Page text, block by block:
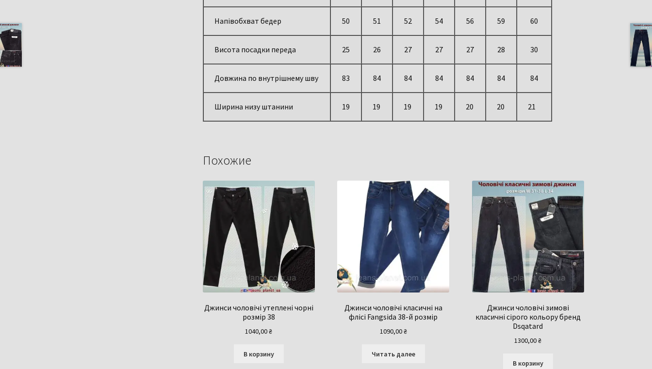
Напівобхват бедер 50 51 52 54 56 59 60
Висота посадки переда 25 26 27 27 27 28 30
Довжина по внутрішнему шву 83 84 84 84 84 84 84
Ширина низу штанини 19 19 19 19 20 20 21
Похожие
Джинси чоловічі утеплені чорні
розмір 38
1040,00₴
В корзину
Джинси чоловічі класичні на
флісі Fangsida 38-й розмір
1090,00₴
Читать далее
Джинси чоловічі зимові
класичні сірого кольору бренд
Dsqatard
1300,00₴
В корзину